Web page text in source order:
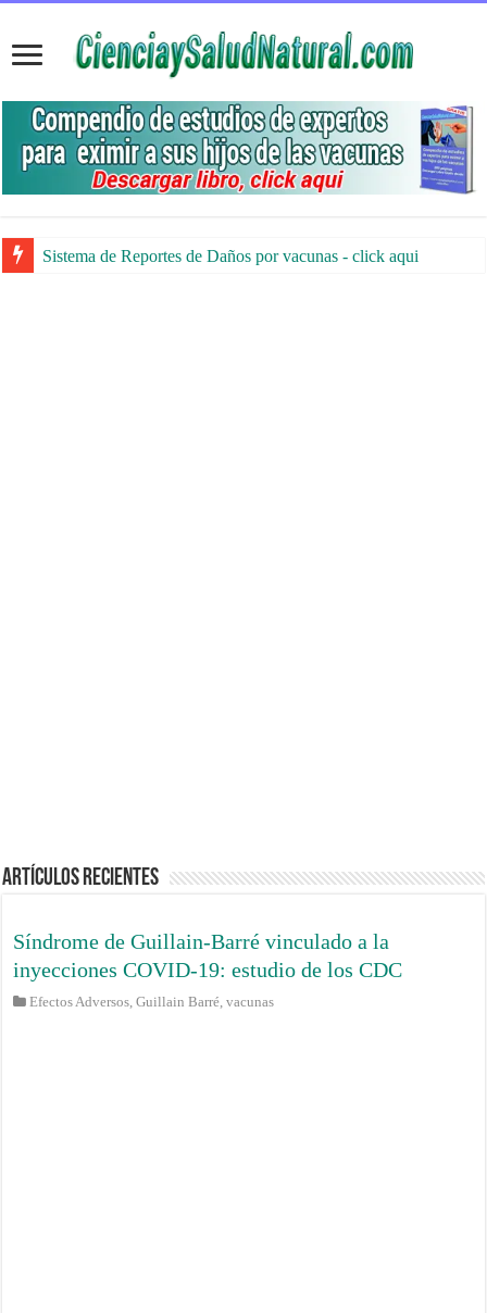
Sistema de Reportes de Daños por vacunas - click aqui
Artículos Recientes
Síndrome de Guillain-Barré vinculado a la
inyecciones COVID-19: estudio de los CDC
Efectos Adversos ,Guillain Barré ,vacunas